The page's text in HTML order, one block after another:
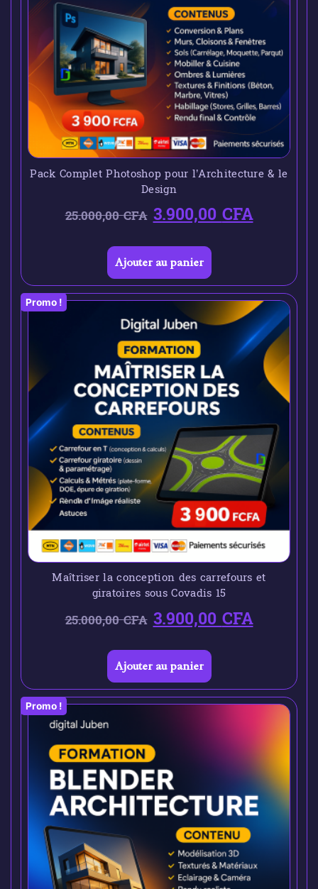
Pack Complet Photoshop pour l’Architecture & le
Design
25.000,00CFA 3.900,00CFA
Ajouter au panier
Promo !
Maîtriser la conception des carrefours et
giratoires sous Covadis 15
25.000,00CFA 3.900,00CFA
Ajouter au panier
Promo !